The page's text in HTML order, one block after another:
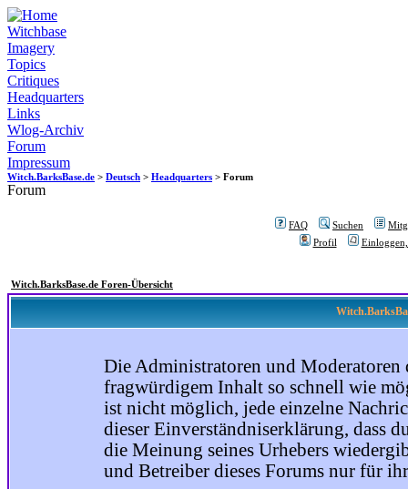
Witchbase
Imagery
Topics
Critiques
Headquarters
Links
Wlog-Archiv
Forum
Impressum
Witch.BarksBase.de > Deutsch > Headquarters > Forum
Forum
FAQ Suchen
Profil
Witch.BarksBase.de Foren-Übersicht
Die Administratoren und Moderatoren
fragwürdigem Inhalt so schnell wie
ist nicht möglich, jede einzelne
dieser Einverständniserklärung, dass
die Meinung seines Urhebers
und Betreiber dieses Forums nur für